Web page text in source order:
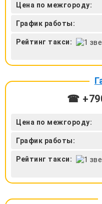
Цена по межгороду:
График работы:
Рейтинг такси:
☎
Цена по межгороду:
График работы:
Рейтинг такси: